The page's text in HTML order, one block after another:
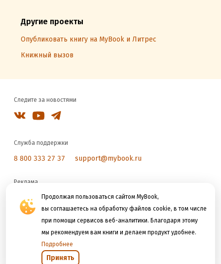
Продолжая пользоваться сайтом MyBook,
вы соглашаетесь на обработку файлов cookie, в том числе
при помощи сервисов веб-аналитики. Благодаря этому
мы рекомендуем вам книги и делаем продукт удобнее.
Подробнее
Принять
Другие проекты
Опубликовать книгу на MyBook и Литрес
Книжный вызов
Следите за новостями
Служба поддержки
8 800 333 27 37 support@mybook.ru
Реклама
reklama@litres.ru
Мы принимаем к оплате